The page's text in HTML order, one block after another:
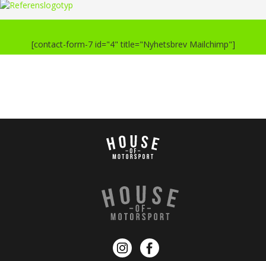
[contact-form-7 id="4" title="Nyhetsbrev Mailchimp"]